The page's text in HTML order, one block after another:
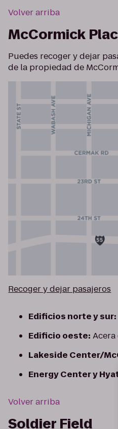
Volver arriba
McCormick
Puedes recoger y dejar
de la propiedad de
Recoger y dejar pasajeros
Edificios norte y sur:
Edificio oeste: Acera
Lakeside Center/
Energy Center y
Volver arriba
Soldier Field